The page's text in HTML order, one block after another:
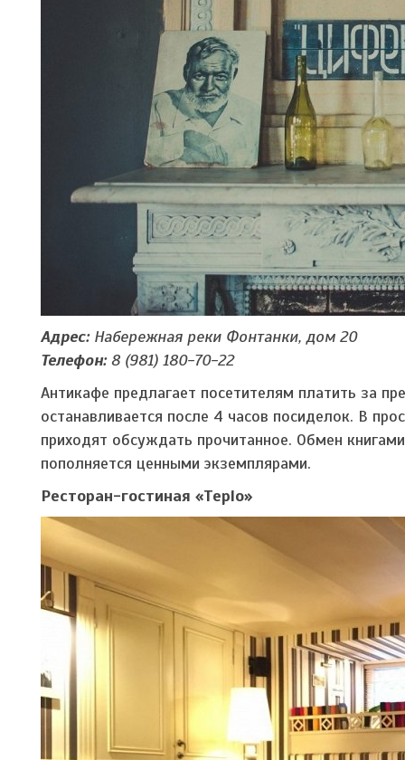
Адрес:Набережная реки Фонтанки, дом 20
Телефон:8 (981) 180-70-22
Антикафе предлагает посетителям платить за
останавливается после 4 часов посиделок. В
приходят обсуждать прочитанное. Обмен
пополняется ценными экземплярами.
Ресторан-гостиная «Teplo»